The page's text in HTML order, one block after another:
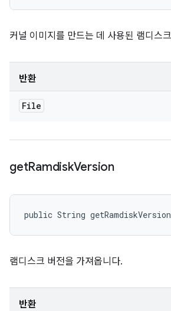
커널 이미지를 만드는 데 사용된 램디스
반환
File
getRamdiskVersion
public String
램디스크 버전을 가져옵니다.
반환